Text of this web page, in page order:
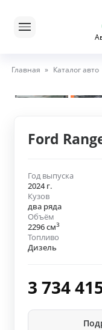
Главная » Каталог авто
Ford
Год выпуска
2024 г.
Кузов
два ряда
Объём
2296 см3
Топливо
Дизель
3 734